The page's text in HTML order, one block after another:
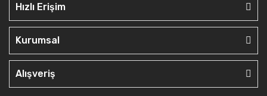
Hızlı Erişim
Kurumsal
Alışveriş